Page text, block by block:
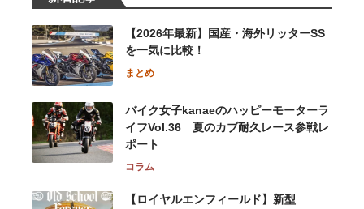
【2026年最新】国産・海外リッターSS
を一気に比較！
まとめ
バイク女子kanaeのハッピーモーターラ
イフVol.36 夏のカブ耐久レース参戦レ
ポート
コラム
【ロイヤルエンフィールド】新型